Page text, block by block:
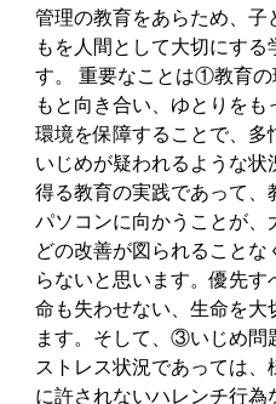
管理の教育をあらため、
もを人間として大切にす
す。 重要なことは①教育
もと向き合い、ゆとりを
環境を保障することで、多
いじめが疑われるような状
得る教育の実践であって
パソコンに向かうことが、
どの改善が図られること
らないと思います。優先
命も失わせない、生命を大
ます。そして、③いじめ問
ストレス状況であっては
に許されないハレンチ行為